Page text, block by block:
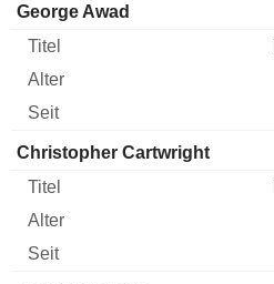
Verwaltungsratsmitglied
George Awad
Christopher Cartwright